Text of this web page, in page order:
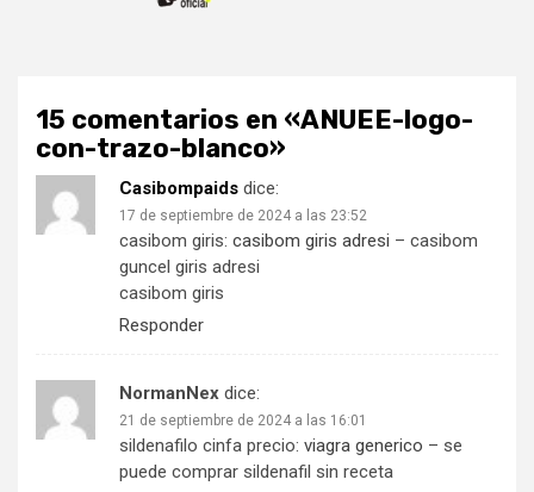
15 comentarios en «ANUEE-logo-
con-trazo-blanco»
Casibompaids dice:
17 de septiembre de 2024 a las 23:52
casibom giris: casibom giris adresi – casibom
guncel giris adresi
casibom giris
Responder
NormanNex dice:
21 de septiembre de 2024 a las 16:01
sildenafilo cinfa precio: viagra generico – se
puede comprar sildenafil sin receta